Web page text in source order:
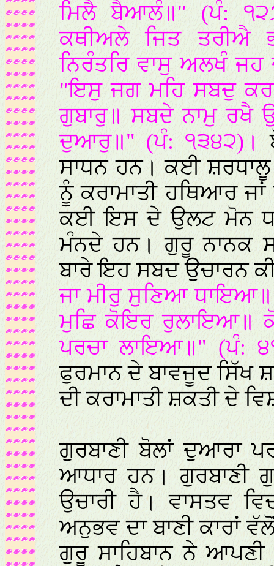
ਮਿਲੈ ਬੈਆਲੰ॥" (ਪੰ:
ਕਥੀਅਲੇ ਜਿਤ ਤਰੀਐ
ਨਿਰੰਤਰਿ ਵਾਸੁ ਅਲਖੰ
"ਇਸੁ ਜਗ ਮਹਿ ਸਬਦੁ
ਗੁਬਾਰੁ॥ ਸਬਦੇ ਨਾਮੁ ਰਖੈ
ਦੁਆਰੁ॥" (ਪੰ: ੧੩੪੨)।
ਸਾਧਨ ਹਨ। ਕਈ ਸ਼ਰਧਾਲੂ
ਨੂੰ ਕਰਾਮਾਤੀ ਹਥਿਆਰ
ਕਈ ਇਸ ਦੇ ਉਲਟ ਮੋਨ
ਮੰਨਦੇ ਹਨ। ਗੁਰੂ ਨਾਨਕ
ਬਾਰੇ ਇਹ ਸਬਦ ਉਚਾਰਨ
ਜਾ ਮੀਰੁ ਸੁਣਿਆ ਧਾਇਆ॥
ਮੁਛਿ ਕੋਇਰ ਰੁਲਾਇਆ॥
ਪਰਚਾ ਲਾਇਆ॥" (ਪੰ:
ਫੁਰਮਾਨ ਦੇ ਬਾਵਜੂਦ ਸਿੱਖ
ਦੀ ਕਰਾਮਾਤੀ ਸ਼ਕਤੀ ਦੇ
ਗੁਰਬਾਣੀ ਬੋਲਾਂ ਦੁਆਰਾ
ਆਧਾਰ ਹਨ। ਗੁਰਬਾਣੀ
ਉਚਾਰੀ ਹੈ। ਵਾਸਤਵ
ਅਨੁਭਵ ਦਾ ਬਾਣੀ ਕਾਰਾਂ
ਗੁਰੂ ਸਾਹਿਬਾਨ ਨੇ ਆਪਣੀ